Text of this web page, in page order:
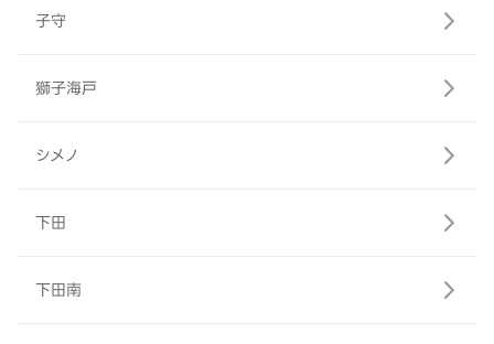
子守
獅子海戸
シメノ
下田
下田南